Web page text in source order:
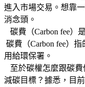
進入市場交易。想靠
消念頭。
碳費（Carbon fee）
碳費（Carbon fee）
用給環保署。
至於碳權怎麼跟碳費
減碳目標？據悉，目